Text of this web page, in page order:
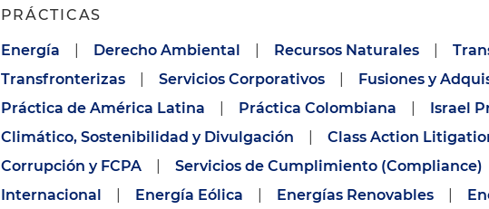
PRÁCTICAS
Energía Derecho Ambiental Recursos Naturales
Transfronterizas
Servicios Corporativos Fusiones y
Práctica de América Latina
Práctica Colombiana Israel
Climático, Sostenibilidad y Divulgación
Class Action
Corrupción y FCPA
Servicios de Cumplimiento (Compliance)
Internacional
Energía Eólica Energías Renovables